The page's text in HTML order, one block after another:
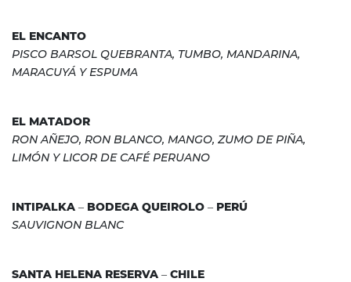
EL ENCANTO
PISCO BARSOL QUEBRANTA, TUMBO, MANDARINA,
MARACUYÁ Y ESPUMA
EL MATADOR
RON AÑEJO, RON BLANCO, MANGO, ZUMO DE PIÑA,
LIMÓN Y LICOR DE CAFÉ PERUANO
INTIPALKA – BODEGA QUEIROLO – PERÚ
SAUVIGNON BLANC
SANTA HELENA RESERVA – CHILE